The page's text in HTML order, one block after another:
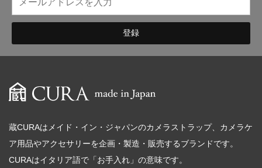
暗室不要の現像ボックス LAB-
カメラ露出計
ソフトレリーズ「小丸」 フィルムカメラ
English introduction
蔵CURAはメイド・イン・ジャパンのカメラストラップ、カメラケ
ア用品やアクセサリーを企画・製造・販売するブランドです。
CURAはイタリア語で「お手入れ」の意味です。